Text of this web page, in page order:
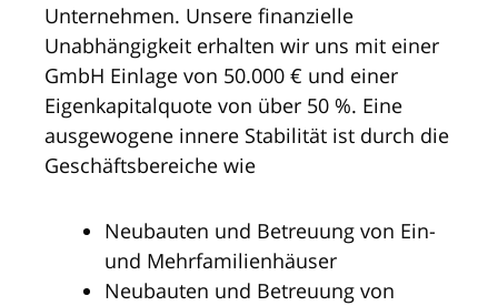
Unternehmen. Unsere finanzielle
Unabhängigkeit erhalten wir uns mit einer
GmbH Einlage von 50.000 € und einer
Eigenkapitalquote von über 50 %. Eine
ausgewogene innere Stabilität ist durch die
Geschäftsbereiche wie
Neubauten und Betreuung von Ein-
und Mehrfamilienhäuser
Neubauten und Betreuung von